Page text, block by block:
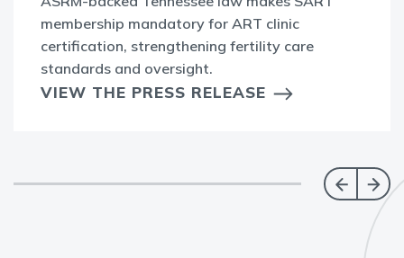
membership mandatory for ART clinic
certification, strengthening fertility care
standards and oversight.
VIEW THE PRESS RELEASE